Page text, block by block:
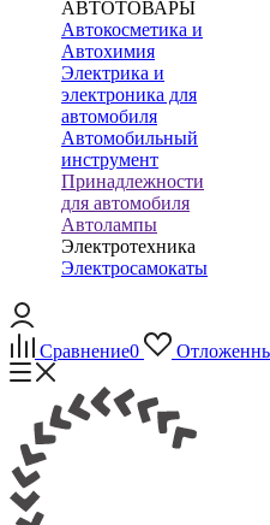
АВТОТОВАРЫ
Автокосметика и
Автохимия
Электрика и
электроника для
автомобиля
Автомобильный
инструмент
Принадлежности
для автомобиля
Автолампы
Электротехника
Электросамокаты
Сравнение0